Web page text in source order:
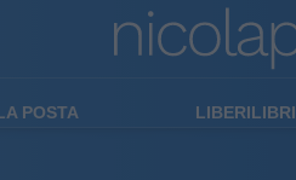
POSTA LIBERILIBRI